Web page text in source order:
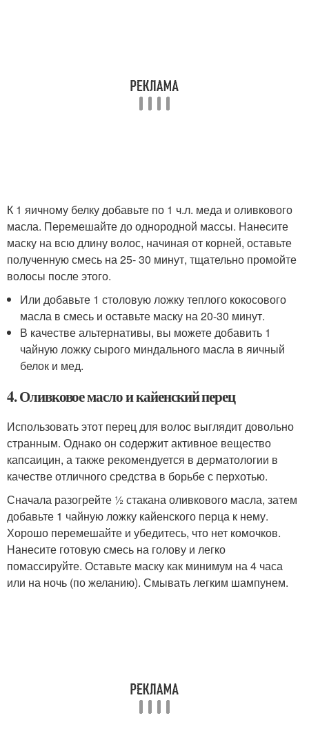
К 1 яичному белку добавьте по 1 ч.л. меда и оливкового
масла. Перемешайте до однородной массы. Нанесите
маску на всю длину волос, начиная от корней, оставьте
полученную смесь на 25- 30 минут, тщательно промойте
волосы после этого.
Или добавьте 1 столовую ложку теплого кокосового
масла в смесь и оставьте маску на 20-30 минут.
В качестве альтернативы, вы можете добавить 1
чайную ложку сырого миндального масла в яичный
белок и мед.
4. Оливковое масло и кайенский перец
Использовать этот перец для волос выглядит довольно
странным. Однако он содержит активное вещество
капсаицин, а также рекомендуется в дерматологии в
качестве отличного средства в борьбе с перхотью.
Сначала разогрейте ½ стакана оливкового масла, затем
добавьте 1 чайную ложку кайенского перца к нему.
Хорошо перемешайте и убедитесь, что нет комочков.
Нанесите готовую смесь на голову и легко
помассируйте. Оставьте маску как минимум на 4 часа
или на ночь (по желанию). Смывать легким шампунем.